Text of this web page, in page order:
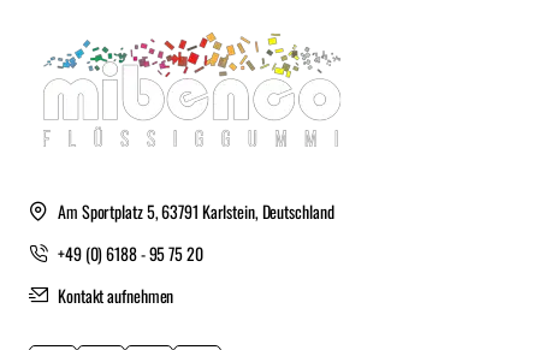
Am Sportplatz 5, 63791 Karlstein, Deutschland
+49 (0) 6188 - 95 75 20
Kontakt aufnehmen